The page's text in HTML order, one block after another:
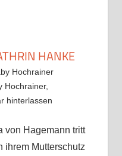
HANKE
Hochrainer
Hochrainer,
hinterlassen
von Hagemann tritt
ihrem Mutterschutz